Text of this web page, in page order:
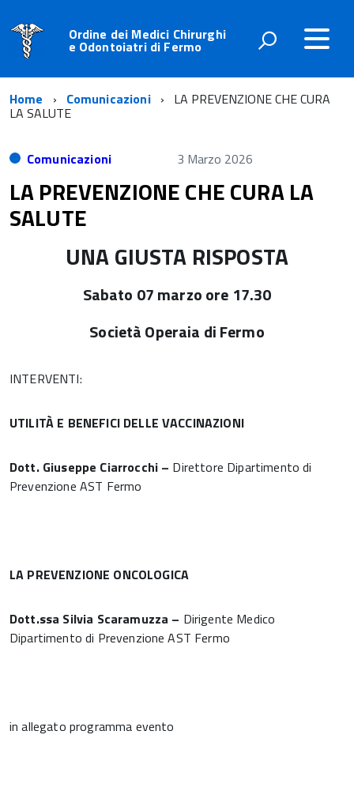
Ordine dei Medici Chirurghi
e Odontoiatri di Fermo
Home Comunicazioni LA PREVENZIONE CHE CURA
LA SALUTE
Comunicazioni 3 Marzo 2026
LA PREVENZIONE CHE CURA LA
SALUTE
UNA GIUSTA RISPOSTA
Sabato 07 marzo ore 17.30
Società Operaia di Fermo
INTERVENTI:
UTILITÀ E BENEFICI DELLE VACCINAZIONI
Dott. Giuseppe Ciarrocchi – Direttore Dipartimento di
Prevenzione AST Fermo
LA PREVENZIONE ONCOLOGICA
Dott.ssa Silvia Scaramuzza – Dirigente Medico
Dipartimento di Prevenzione AST Fermo
in allegato programma evento